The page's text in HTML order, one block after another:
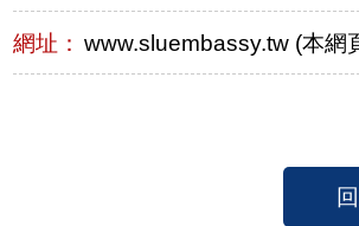
網址： www.sluembassy.tw (本網